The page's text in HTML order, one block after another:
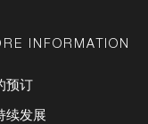
INFORMATION
预订
续发展